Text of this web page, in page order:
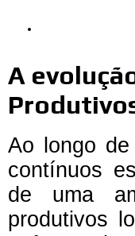
A
Ao longo
contínuos
de uma
produtivos